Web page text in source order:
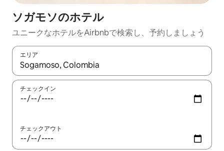
ソガモソのホ⁠テ⁠ル
ユニークなホ⁠テ⁠ル⁠をAirbnb⁠で検⁠索⁠し⁠、予⁠約し⁠ま⁠し⁠ょ⁠う
エリア
検索結果が表示されたら、上下の矢印キーを使って移動するか
チェックイン
チェックアウト